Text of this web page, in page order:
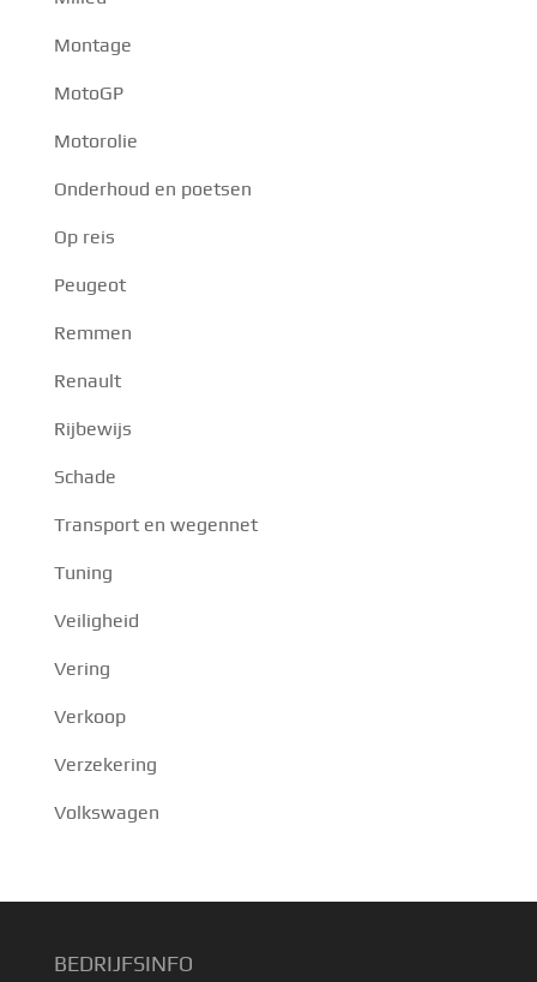
Montage
MotoGP
Motorolie
Onderhoud en poetsen
Op reis
Peugeot
Remmen
Renault
Rijbewijs
Schade
Transport en wegennet
Tuning
Veiligheid
Vering
Verkoop
Verzekering
Volkswagen
BEDRIJFSINFO